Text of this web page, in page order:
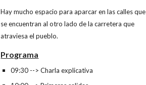
Hay mucho espacio para aparcar en las calles que
se encuentran al otro lado de la carretera que
atraviesa el pueblo.
Programa
09:30 --> Charla explicativa